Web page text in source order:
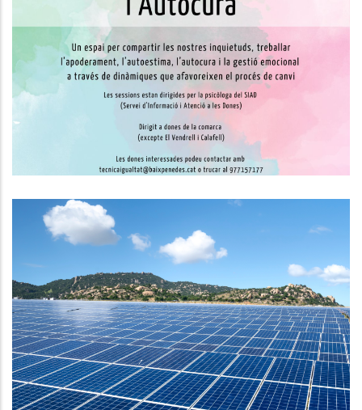
INICI DEL GRUP DE SUPORT SOCIAL
Al Vendrell
S. socials
Noves Convocatòries D'ajuts: CE
Implementa I Ajuts Per A
Projectes Innovadors D'energies
Renovables.
Altres